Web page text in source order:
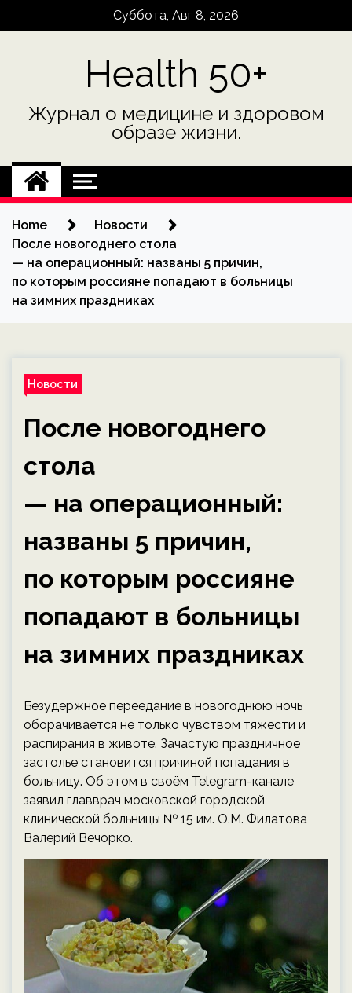
Суббота, Авг 8, 2026
Health 50+
Журнал о медицине и здоровом
образе жизни.
Home
Новости
После новогоднего стола
— на операционный: названы 5 причин,
по которым россияне попадают в больницы
на зимних праздниках
Новости
После новогоднего
стола
— на операционный:
названы 5 причин,
по которым россияне
попадают в больницы
на зимних праздниках
Безудержное переедание в новогоднюю ночь
оборачивается не только чувством тяжести и
распирания в животе. Зачастую праздничное
застолье становится причиной попадания в
больницу. Об этом в своём Telegram-канале
заявил главврач московской городской
клинической больницы № 15 им. О.М. Филатова
Валерий Вечорко.